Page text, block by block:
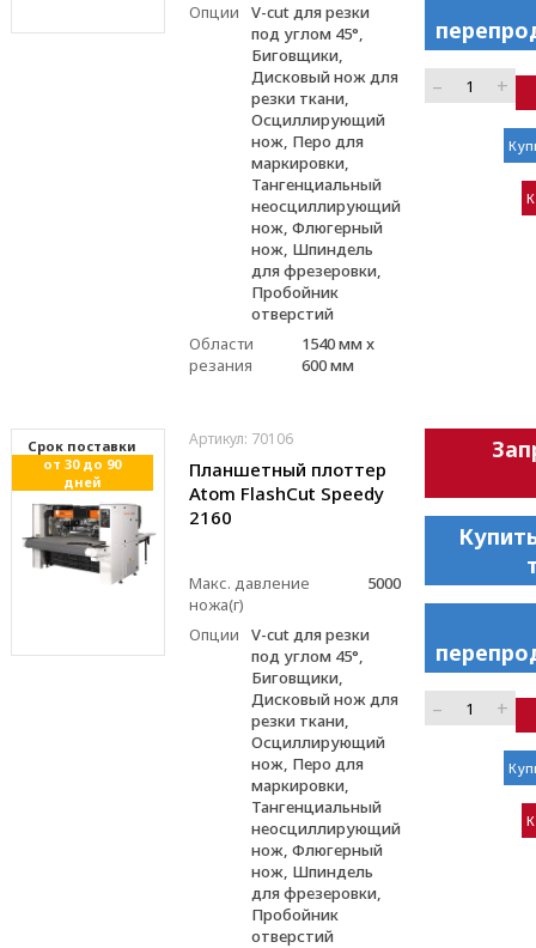
Опции
V-cut для резки
под углом 45°,
Биговщики,
Дисковый нож для
резки ткани,
Осциллирующий
нож, Перо для
маркировки,
Тангенциальный
неосциллирующий
нож, Флюгерный
нож, Шпиндель
для фрезеровки,
Пробойник
отверстий
Области
резания
1540 мм x
600 мм
– +
Cрок поставки
от 30 до 90
дней
Артикул: 70106
Планшетный плоттер
Atom FlashCut Speedy
2160
Макс. давление
ножа(г)
5000
Опции
V-cut для резки
под углом 45°,
Биговщики,
Дисковый нож для
резки ткани,
Осциллирующий
нож, Перо для
маркировки,
Тангенциальный
неосциллирующий
нож, Флюгерный
нож, Шпиндель
для фрезеровки,
Пробойник
отверстий
– +